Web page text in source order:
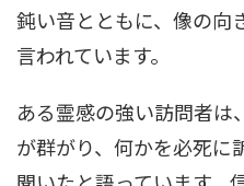
鈍い音とともに、像の向
言われています。
ある霊感の強い訪問者は
が群がり、何かを必死に